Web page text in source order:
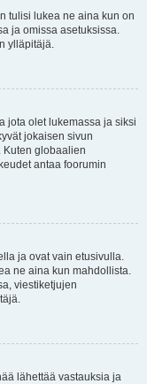
tulisi lukea ne aina kun on
ja omissa asetuksissa.
ylläpitäjä.
jota olet lukemassa ja siksi
jokaisen sivun
Kuten globaalien
antaa foorumin
ja ovat vain etusivulla.
ne aina kun mahdollista.
viestiketjujen
lähettää vastauksia ja